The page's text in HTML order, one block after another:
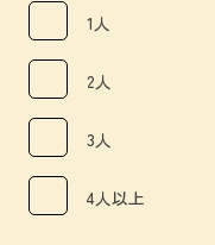
1人
2人
3人
4人以上